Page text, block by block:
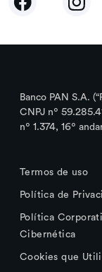
Banco PAN S.A.
CNPJ nº
nº 1.374, 16º
Termos de uso
Política de
Política
Cibernética
Cookies que